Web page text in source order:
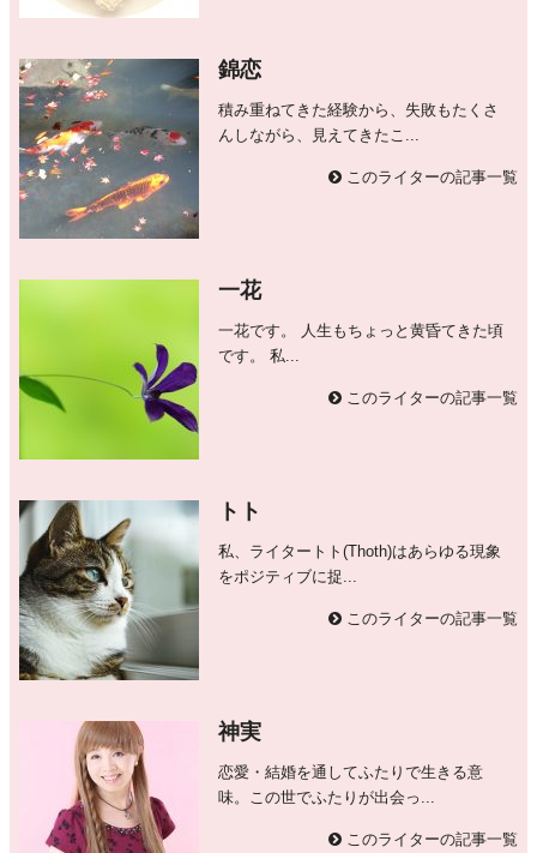
錦恋
積み重ねてきた経験から、失敗もたくさ
んしながら、見えてきたこ...
このライターの記事一覧
一花
一花です。 人生もちょっと黄昏てきた頃
です。 私...
このライターの記事一覧
トト
私、ライタートト(Thoth)はあらゆる現象
をポジティブに捉...
このライターの記事一覧
神実
恋愛・結婚を通してふたりで生きる意
味。この世でふたりが出会っ...
このライターの記事一覧